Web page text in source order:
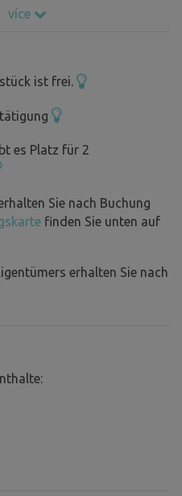
Grundstück an:
více
ist frei.
es Platz für 2
Sie nach Buchung
finden Sie unten auf
erhalten Sie nach